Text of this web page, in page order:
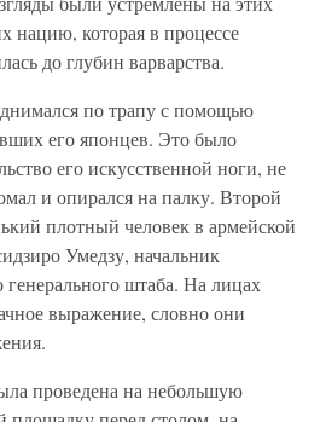
нацию, которая в процессе
до глубин варварства.
по трапу с помощью
его японцев. Это было
его искусственной ноги, не
и опирался на палку. Второй
плотный человек в армейской
Умедзу, начальник
штаба. На лицах
выражение, словно они
проведена на небольшую